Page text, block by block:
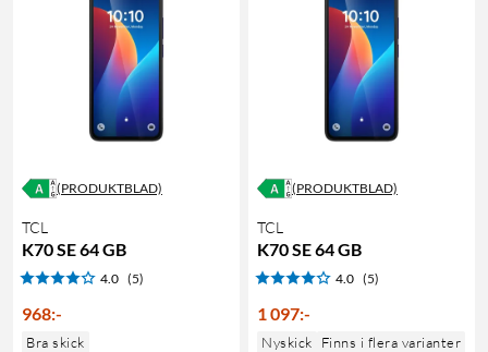
(PRODUKTBLAD)
TCL
K70 SE 64 GB
4.0 (5)
968:-
Bra skick
(PRODUKTBLAD)
TCL
K70 SE 64 GB
4.0 (5)
1 097:-
Nyskick Finns i flera varianter